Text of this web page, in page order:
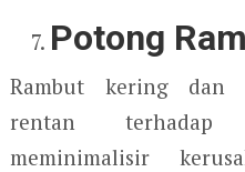
Potong
Rambut kering dan
rentan terhadap
meminimalisir